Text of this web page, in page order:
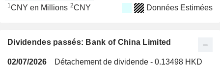
1CNY en Millions 2CNY Données Estimées
Dividendes passés: Bank of China Limited
02/07/2026
Détachement de dividende - 0.13498 HKD